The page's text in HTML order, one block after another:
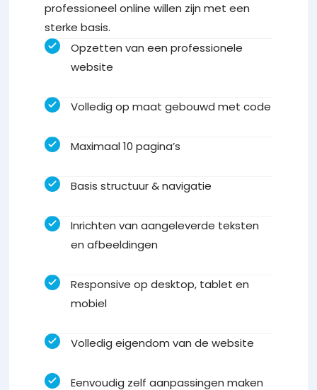
professioneel online willen zijn met een
sterke basis.
Opzetten van een professionele
website
Volledig op maat gebouwd met code
Maximaal 10 pagina’s
Basis structuur & navigatie
Inrichten van aangeleverde teksten
en afbeeldingen
Responsive op desktop, tablet en
mobiel
Volledig eigendom van de website
Eenvoudig zelf aanpassingen maken